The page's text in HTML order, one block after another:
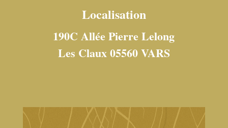
Localisation
190C Allée Pierre Lelong
Les Claux 05560 VARS